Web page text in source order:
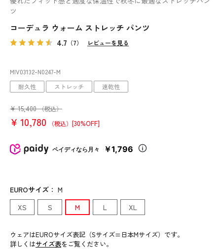
ツ
コーデュラ ウォーム ストレッチ パンツ
4.7 （7） レビューを見る
MIV03132-N0247-M
耐久性 ストレッチ 速乾性
¥ 15,400 （税込）
¥ 10,780 （税込） [30%OFF]
ペイディなら月々 ￥1,796
EUROサイズ ： M
XS
S M L XL
ウェアはEUROサイズ表記（Sサイズ=日本Mサイズ）です。
詳しくはサイズ表をご覧ください。